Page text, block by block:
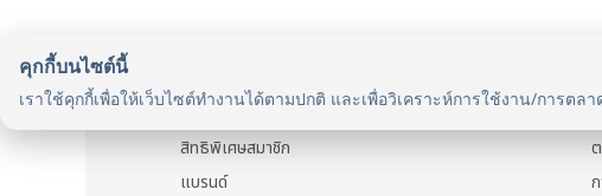
คุกกี้บนไซต์นี้
เราใช้คุกกี้เพื่อให้เว็บไซต์ทำงานได้ตามปกติ และเพื่อวิเคราะห์การใช้งาน/การต
สิทธิพิเศษสมาชิก
แบรนด์